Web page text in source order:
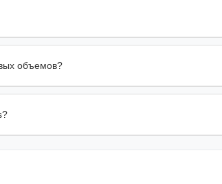
объемов?